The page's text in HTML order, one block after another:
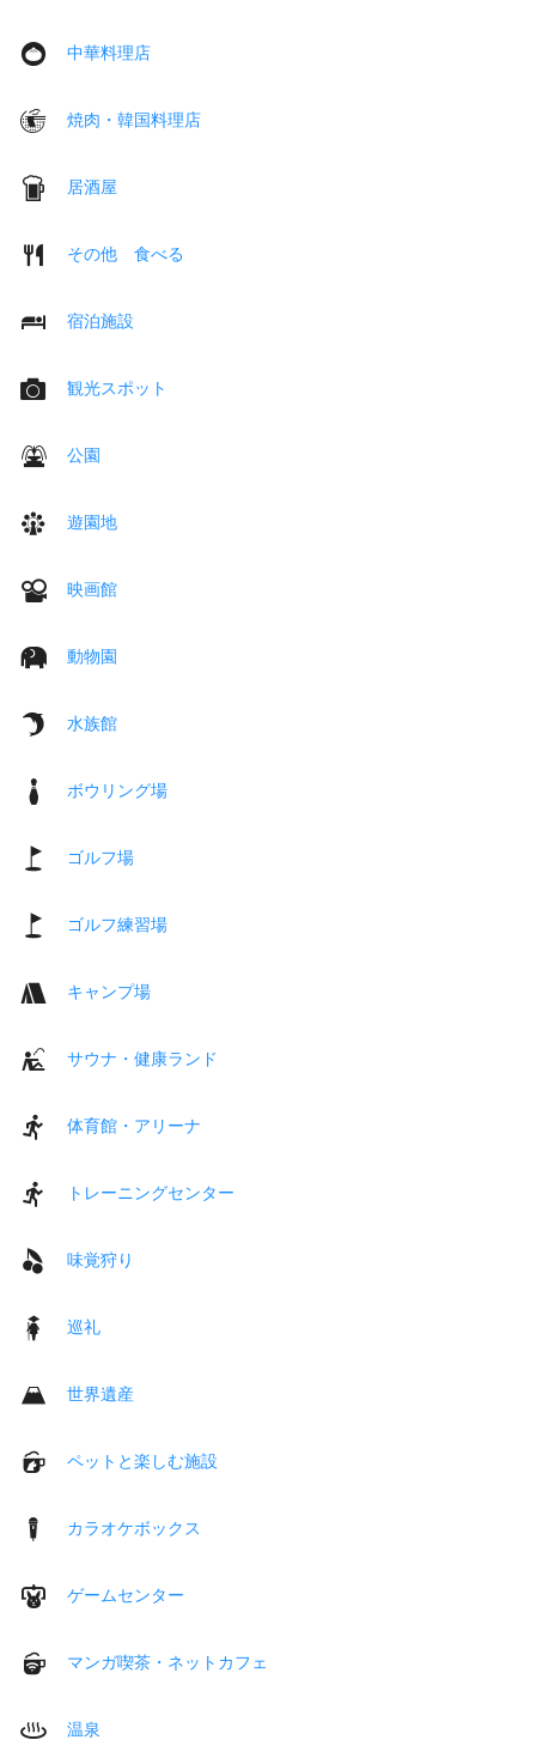
中華料理店
焼肉・韓国料理店
居酒屋
その他 食べる
宿泊施設
観光スポット
公園
遊園地
映画館
動物園
水族館
ボウリング場
ゴルフ場
ゴルフ練習場
キャンプ場
サウナ・健康ランド
体育館・アリーナ
トレーニングセンター
味覚狩り
巡礼
世界遺産
ペットと楽しむ施設
カラオケボックス
ゲームセンター
マンガ喫茶・ネットカフェ
温泉